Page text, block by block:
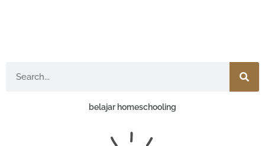
belajar homeschooling